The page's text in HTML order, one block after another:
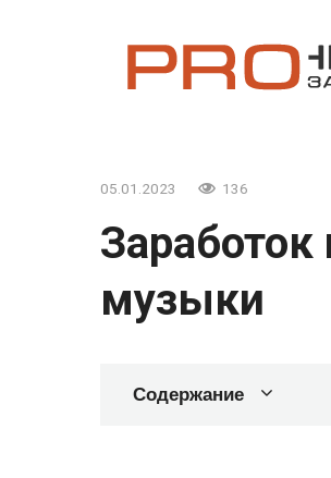
05.01.2023 136
музыки
Содержание